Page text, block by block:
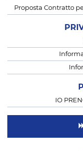
Proposta Contratto
IO